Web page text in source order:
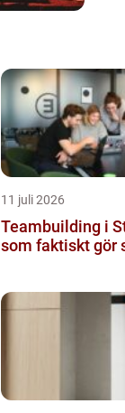
11 juli 2026
Teambuilding i
som faktiskt gör